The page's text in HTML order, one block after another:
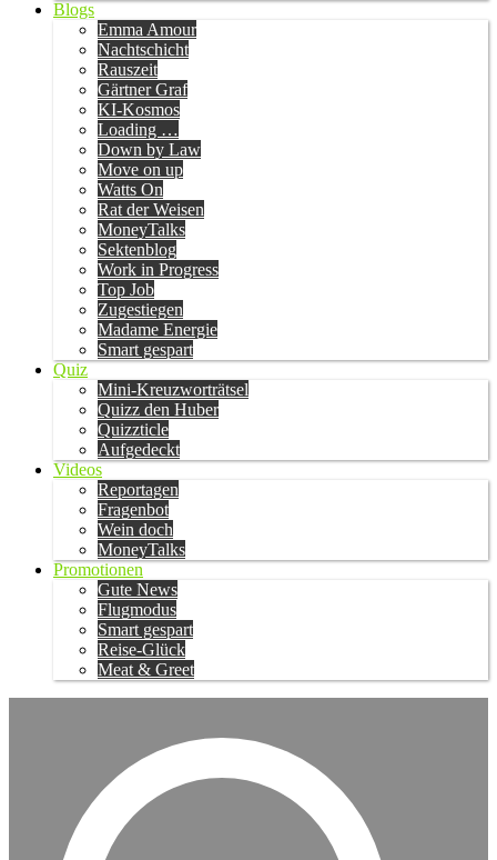
Blogs
Emma Amour
Nachtschicht
Rauszeit
Gärtner Graf
KI-Kosmos
Loading …
Down by Law
Move on up
Watts On
Rat der Weisen
MoneyTalks
Sektenblog
Work in Progress
Top Job
Zugestiegen
Madame Energie
Smart gespart
Quiz
Mini-Kreuzworträtsel
Quizz den Huber
Quizzticle
Aufgedeckt
Videos
Reportagen
Fragenbot
Wein doch
MoneyTalks
Promotionen
Gute News
Flugmodus
Smart gespart
Reise-Glück
Meat & Greet